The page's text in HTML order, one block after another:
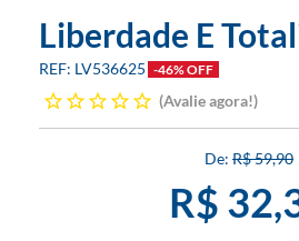
Liberdade E
LV536625 -46% OFF
Avalie agora!
R$ 59,90
R$